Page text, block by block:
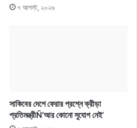
৭ আগস্ট, ২০২৬
সাকিবের দেশে ফেরার প্রশ্নে ক্রীড়া
প্রতিমন্ত্রীÑ‘আর কোনো সুযোগ নেই’